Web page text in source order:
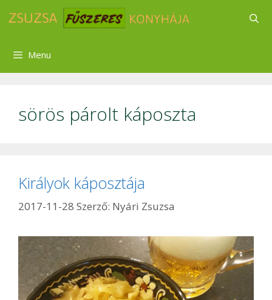
Menu
sörös párolt káposzta
Királyok káposztája
2017-11-28 Szerző: Nyári Zsuzsa